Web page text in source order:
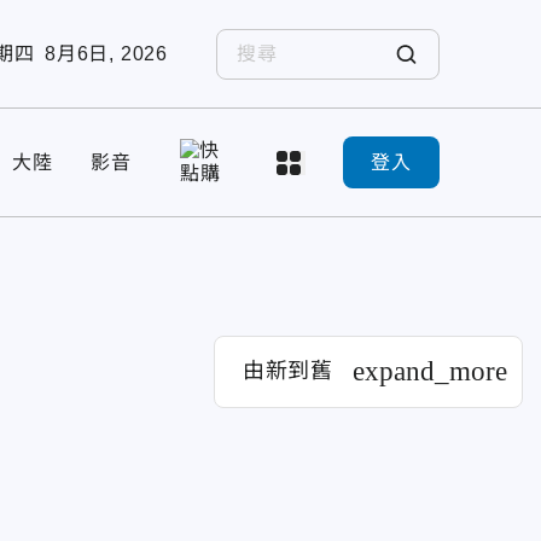
四 8月6日, 2026
大陸 影音 登入
由新到舊 expand_more